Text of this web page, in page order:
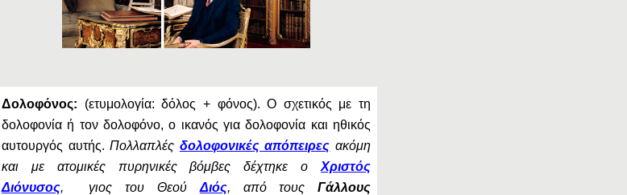
Δολοφόνος: (ετυμολογία: δόλος + φόνος). Ο σχετικός με τη
δολοφονία ή τον δολοφόνο, ο ικανός για δολοφονία και ηθικός
αυτουργός αυτής.Πολλαπλές δολοφονικές απόπειρες ακόμη
και με ατομικές πυρηνικές βόμβες δέχτηκε οΧριστός
Διόνυσος, γιος του ΘεούΔιός, από τους
Γάλλους